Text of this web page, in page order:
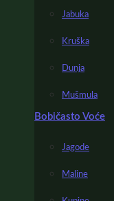
Jabuka
Kruška
Dunja
Mušmula
Bobičasto Voće
Jagode
Maline